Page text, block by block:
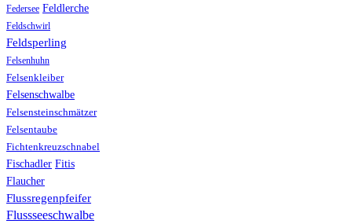
Federsee Feldlerche
Feldschwirl
Feldsperling
Felsenhuhn
Felsenkleiber
Felsenschwalbe
Felsensteinschmätzer
Felsentaube
Fichtenkreuzschnabel
Fischadler Fitis
Flaucher
Flussregenpfeifer
Flussseeschwalbe